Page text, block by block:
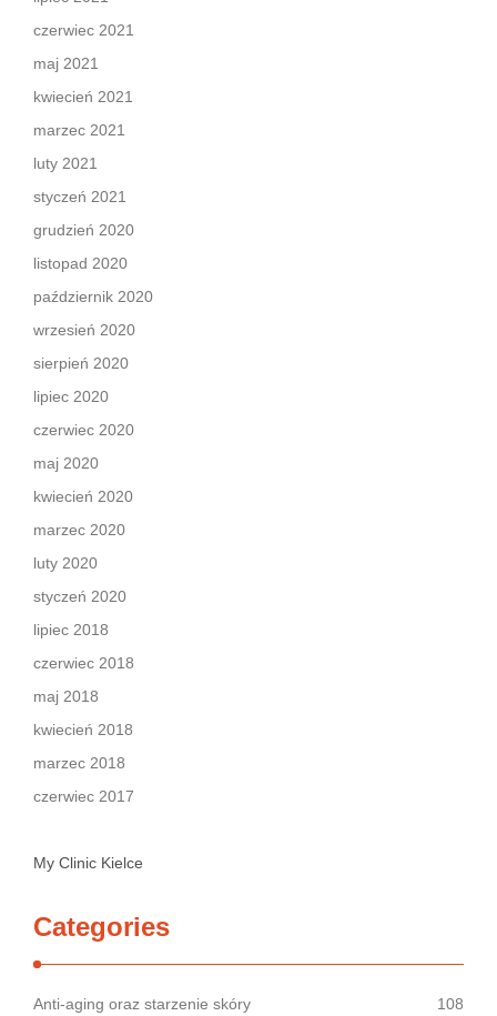
czerwiec 2021
maj 2021
kwiecień 2021
marzec 2021
luty 2021
styczeń 2021
grudzień 2020
listopad 2020
październik 2020
wrzesień 2020
sierpień 2020
lipiec 2020
czerwiec 2020
maj 2020
kwiecień 2020
marzec 2020
luty 2020
styczeń 2020
lipiec 2018
czerwiec 2018
maj 2018
kwiecień 2018
marzec 2018
czerwiec 2017
My Clinic Kielce
Categories
Anti-aging oraz starzenie skóry 108